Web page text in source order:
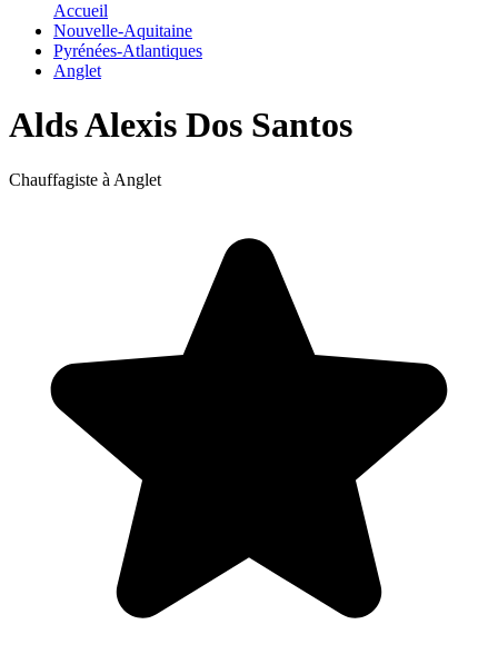
Accueil
Nouvelle-Aquitaine
Pyrénées-Atlantiques
Anglet
Alds Alexis Dos Santos
Chauffagiste à Anglet